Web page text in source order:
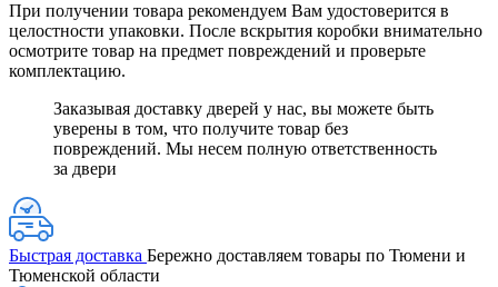
При получении товара рекомендуем Вам удостоверится в
целостности упаковки. После вскрытия коробки внимательно
осмотрите товар на предмет повреждений и проверьте
комплектацию.
Заказывая доставку дверей у нас, вы можете быть
уверены в том, что получите товар без
повреждений. Мы несем полную ответственность
за двери
Быстрая доставка Бережно доставляем товары по Тюмени и
Тюменской области